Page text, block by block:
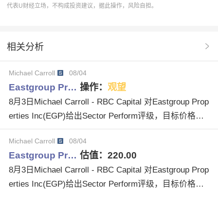
Equal-Weight评级
Thomas Catherwood
market analysis
代表U财经立场，不构成投资建议，据此操作，风险自担。
相关分析
Michael Carroll 08/04
Eastgroup Pr… 操作： 观望
8月3日Michael Carroll - RBC Capital 对Eastgroup Prop
erties Inc(EGP)给出Sector Perform评级，目标价格由
$208.00调整为$220.00。
Michael Carroll 08/04
Eastgroup Pr… 估值： 220.00
8月3日Michael Carroll - RBC Capital 对Eastgroup Prop
erties Inc(EGP)给出Sector Perform评级，目标价格由